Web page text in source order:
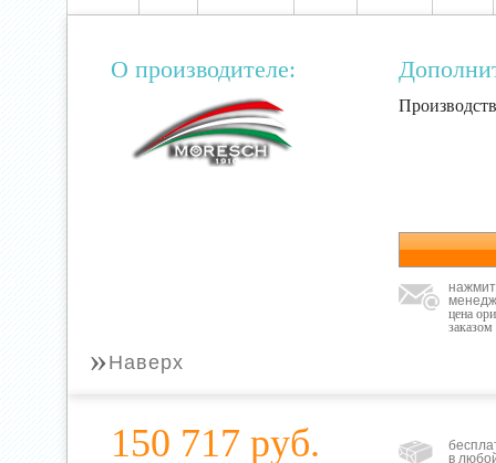
О производителе:
цена
заказом
» Наверх
150 717 руб.
в